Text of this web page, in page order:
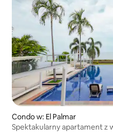
Condo w: El Palmar
Spektakularny apartament z